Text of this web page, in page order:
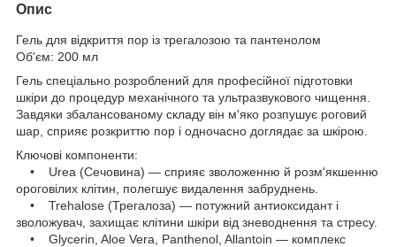
Опис
Гель для відкриття пор із трегалозою та пантенолом
Об'єм: 200 мл
Гель спеціально розроблений для професійної підготовки
шкіри до процедур механічного та ультразвукового чищення.
Завдяки збалансованому складу він м'яко розпушує роговий
шар, сприяє розкриттю пор і одночасно доглядає за шкірою.
Ключові компоненти:
• Urea (Сечовина) — сприяє зволоженню й розм'якшенню
ороговілих клітин, полегшує видалення забруднень.
• Trehalose (Трегалоза) — потужний антиоксидант і
зволожувач, захищає клітини шкіри від зневоднення та стресу.
• Glycerin, Aloe Vera, Panthenol, Allantoin — комплекс